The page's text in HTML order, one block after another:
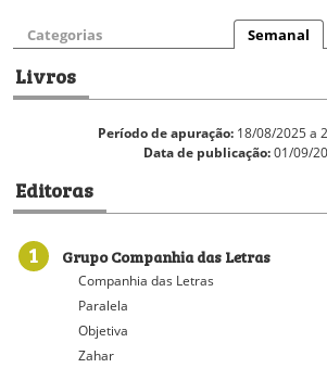
Categorias Semanal
Livros
Período de apuração:18/08/2025 a
Data de publicação:01/09/
Editoras
1 Grupo Companhia das Letras
Companhia das Letras
Paralela
Objetiva
Zahar